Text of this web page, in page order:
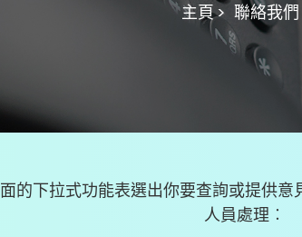
主頁 > 聯絡我們
的下拉式功能表選出你要查詢或提供
人員處理︰